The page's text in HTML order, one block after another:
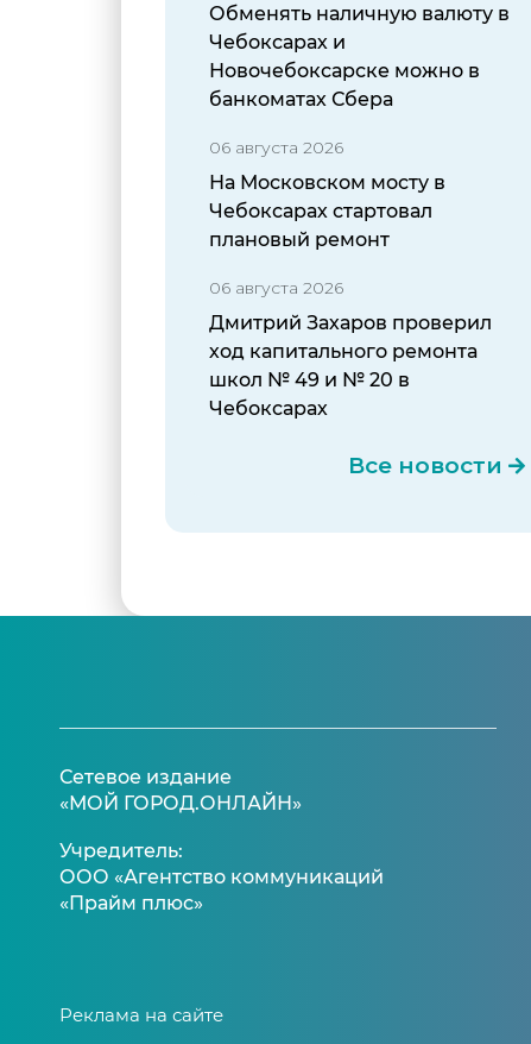
Обменять наличную валюту в
Чебоксарах и
Новочебоксарске можно в
банкоматах Сбера
06 августа 2026
На Московском мосту в
Чебоксарах стартовал
плановый ремонт
06 августа 2026
Дмитрий Захаров проверил
ход капитального ремонта
школ № 49 и № 20 в
Чебоксарах
Все новости
Сетевое издание
«МОЙ ГОРОД.ОНЛАЙН»
Учредитель:
ООО «Агентство коммуникаций
«Прайм плюс»
Реклама на сайте